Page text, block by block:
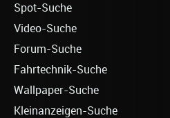
Spot-Suche
Video-Suche
Forum-Suche
Fahrtechnik-Suche
Wallpaper-Suche
Kleinanzeigen-Suche